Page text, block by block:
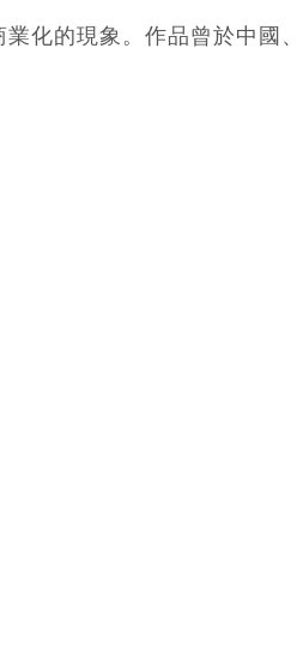
化的現象。作品曾於中國